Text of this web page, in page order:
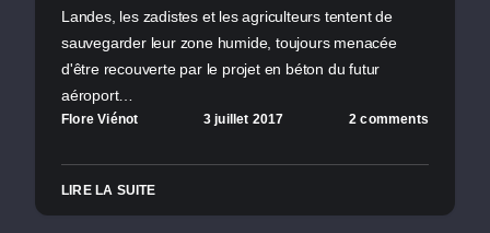
Landes, les zadistes et les agriculteurs tentent de
sauvegarder leur zone humide, toujours menacée
d'être recouverte par le projet en béton du futur
aéroport…
Flore Viénot 3 juillet 2017 2 comments
LIRE LA SUITE